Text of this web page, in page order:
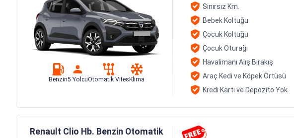
Benzin5 YolcuOtomatik VitesKlima
Sınırsız Km.
Bebek Koltuğu
Çocuk Koltuğu
Çocuk Oturağı
Havalimanı Alış Bırakış
Araç Kedi ve Köpek Örtüsü
Kredi Kartı ve Depozito Yok
Renault Clio Hb. Benzin Otomatik